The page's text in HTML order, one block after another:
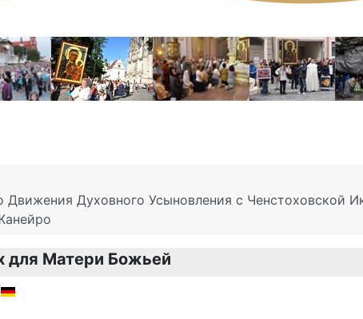
Движения Духовного Усыновления с Ченстоховской
для Матери Божьей